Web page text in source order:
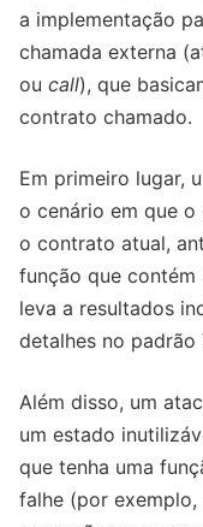
a implementação
chamada externa
ou call), que
contrato chamado.
Em primeiro lugar,
o cenário em que
o contrato atual,
função que contém
leva a resultados
detalhes no
Além disso, um
um estado
que tenha uma
falhe (por exemplo,